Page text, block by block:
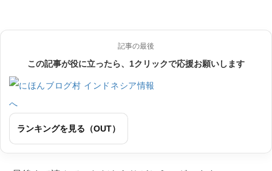
記事の最後
この記事が役に立ったら、1クリックで応援お願いします
ランキングを見る（OUT）